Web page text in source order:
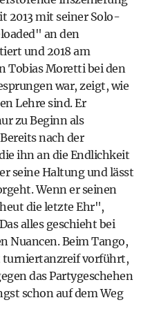
2013 mit seiner Solo-
an den
und 2018 am
Tobias Moretti bei den
war, zeigt, wie
Lehre sind. Er
zu Beginn als
nach der
ihn an die Endlichkeit
seine Haltung und lässt
Wenn er seinen
die letzte Ehr",
alles geschieht bei
Nuancen. Beim Tango,
turniertanzreif vorführt,
das Partygeschehen
schon auf dem Weg